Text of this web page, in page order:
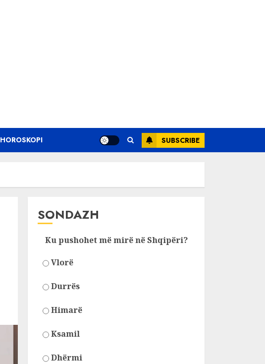
HOROSKOPI SUBSCRIBE
SONDAZH
Ku pushohet më mirë në Shqipëri?
Vlorë
Durrës
Himarë
Ksamil
Dhërmi